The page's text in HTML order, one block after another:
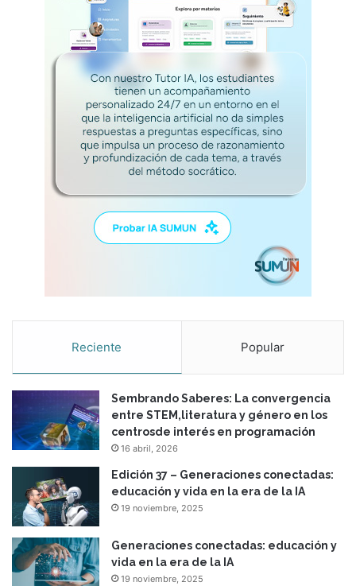
Reciente Popular
Sembrando Saberes: La convergencia
entre STEM,literatura y género en los
centrosde interés en programación
16 abril, 2026
Edición 37 – Generaciones conectadas:
educación y vida en la era de la IA
19 noviembre, 2025
Generaciones conectadas: educación y
vida en la era de la IA
19 noviembre, 2025